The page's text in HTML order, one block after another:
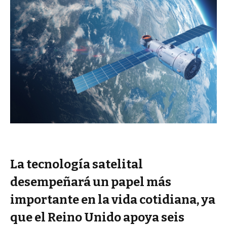
La tecnología satelital
desempeñará un papel más
importante en la vida cotidiana, ya
que el Reino Unido apoya seis